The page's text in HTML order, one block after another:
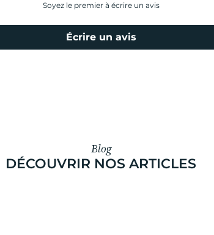
Soyez le premier à écrire un avis
Écrire un avis
Blog
DÉCOUVRIR NOS ARTICLES